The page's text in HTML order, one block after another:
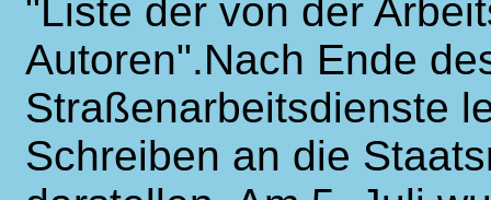
"Liste der von der
Autoren".Nach Ende
Straßenarbeitsdienste
Schreiben an die